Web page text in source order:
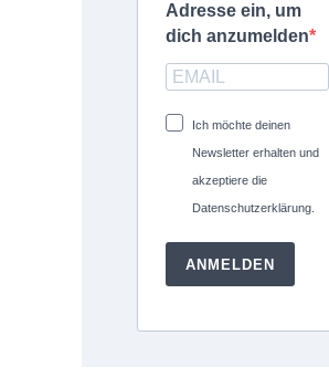
Adresse ein, um
dich anzumelden
Ich möchte deinen
Newsletter erhalten und
akzeptiere die
Datenschutzerklärung.
ANMELDEN